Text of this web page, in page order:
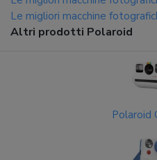
Le migliori macchine
Altri prodotti Polaroid
Polaroid